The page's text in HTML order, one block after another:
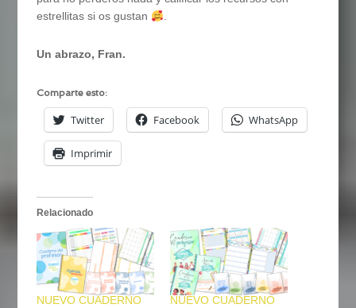
estrellitas si os gustan
.
Un abrazo, Fran.
Comparte esto:
Twitter Facebook WhatsApp
Imprimir
Relacionado
NUEVO CUADERNO
NUEVO CUADERNO